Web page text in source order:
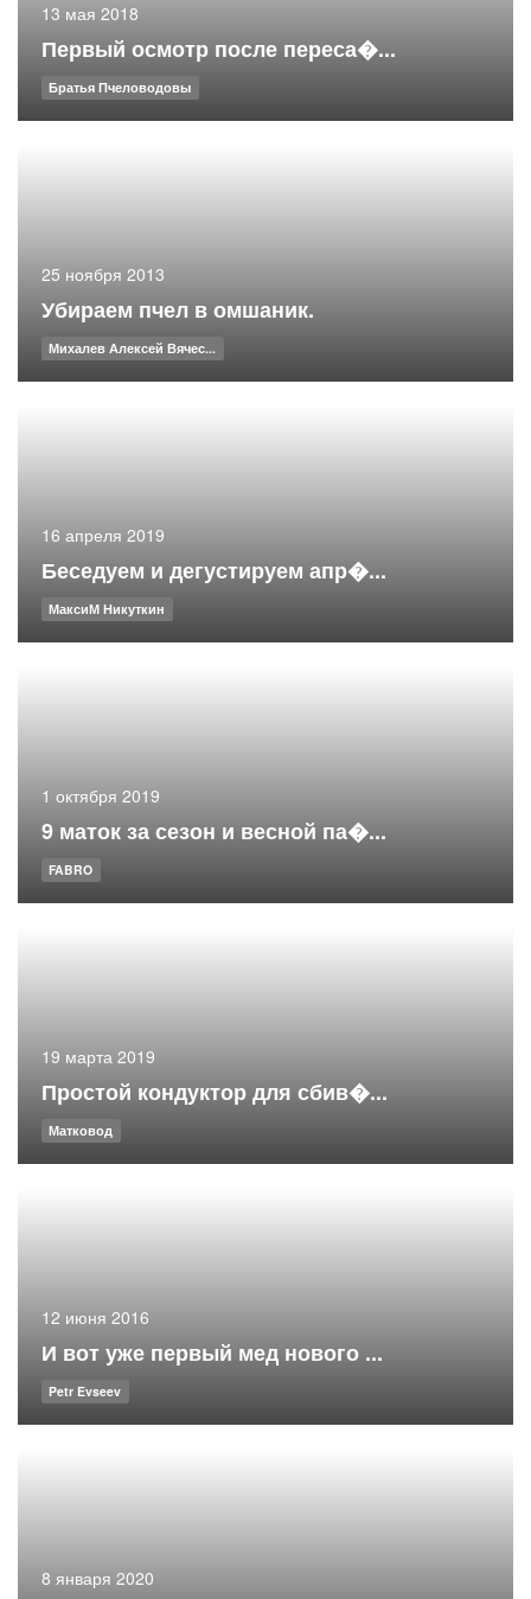
13 мая 2018
Первый осмотр после переса�...
Братья Пчеловодовы
25 ноября 2013
Убираем пчел в омшаник.
Михалев Алексей Вячес...
16 апреля 2019
Беседуем и дегустируем апр�...
МаксиМ Никуткин
1 октября 2019
9 маток за сезон и весной па�...
FABRO
19 марта 2019
Простой кондуктор для сбив�...
Матковод
12 июня 2016
И вот уже первый мед нового ...
Petr Evseev
8 января 2020